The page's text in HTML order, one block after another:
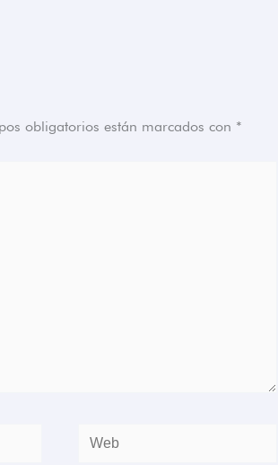
obligatorios están marcados con *
Web